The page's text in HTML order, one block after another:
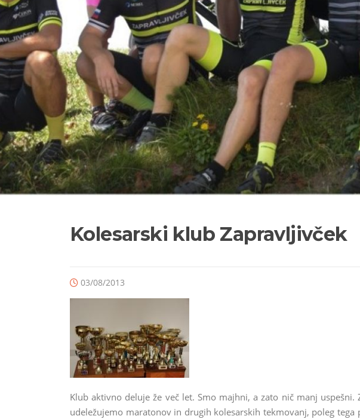
Kolesarski klub Zapravljivček
03/08/2013
Klub aktivno deluje že več let. Smo majhni, a zato nič manj
udeležujemo maratonov in drugih kolesarskih tekmovanj, poleg